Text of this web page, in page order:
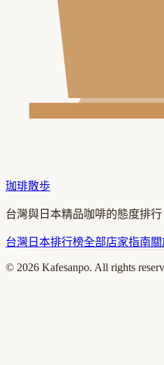
珈琲散歩
台灣與日本精品咖啡的態度排行
台灣 日本排行榜全部店家指南
© 2026 Kafesanpo. All rights